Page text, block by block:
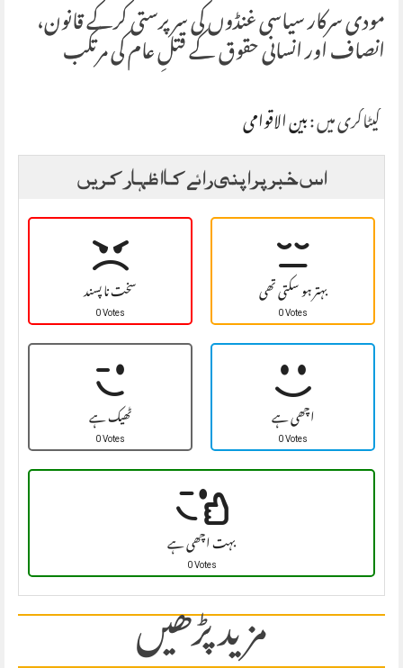
مودی سرکار سیاسی غنڈوں کی سرپرستی کرکے قانون،
انصاف اور انسانی حقوق کے قتلِ عام کی مرتکب
کیٹاگری میں :بین الاقوامی
اس خبر پر اپنی رائے کا اظہار کریں
سخت نا پسند
0 Votes بہتر ہو سکتی تھی
0 Votes
ٹھیک ہے
0 Votes اچھی ہے
0 Votes
بہت اچھی ہے
0 Votes
مزید پڑھیں